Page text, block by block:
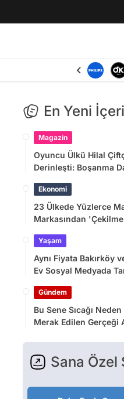
En Yeni
Magazin
Oyuncu Ülkü Hilal
Derinleşti: Boşanma
Ekonomi
23 Ülkede Yüzlerce
Markasından
Yaşam
Aynı Fiyata Bakırköy
Ev Sosyal Medyada
Gündem
Bu Sene Sıcağı
Merak Edilen Gerçeği
Sana Özel